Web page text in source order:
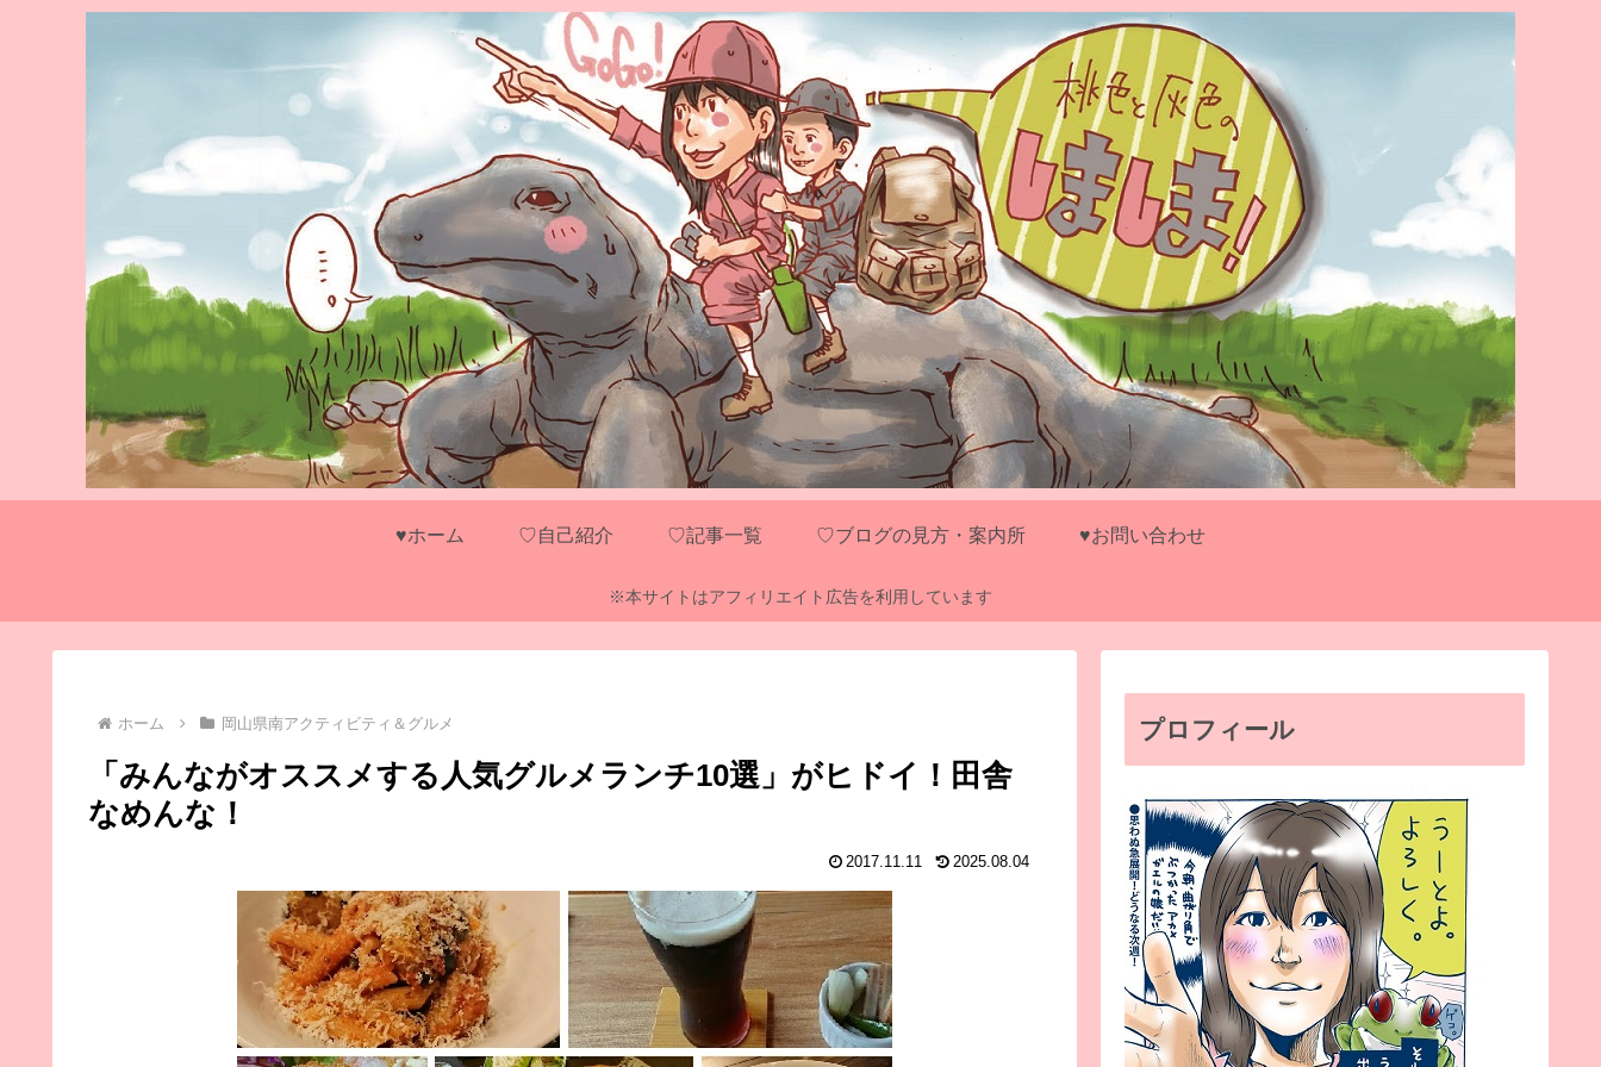
♥ホーム ♡自己紹介 ♡記事一覧 ♡ブログの見方・案内所 ♥お問い合わせ
※本サイトはアフィリエイト広告を利用しています
ホーム 岡山県南アクティビティ＆グルメ
「みんながオススメする人気グルメランチ10選」がヒドイ！田舎
なめんな！
2017.11.11 2025.08.04
プロフィール